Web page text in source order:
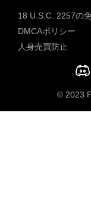
18 U.S.C. 2257の
DMCAポリシー
人身売買防止
© 2023